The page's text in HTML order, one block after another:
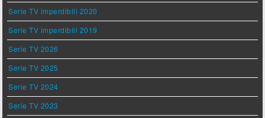
Serie TV imperdibili 2020
Serie TV imperdibili 2019
Serie TV 2026
Serie TV 2025
Serie TV 2024
Serie TV 2023